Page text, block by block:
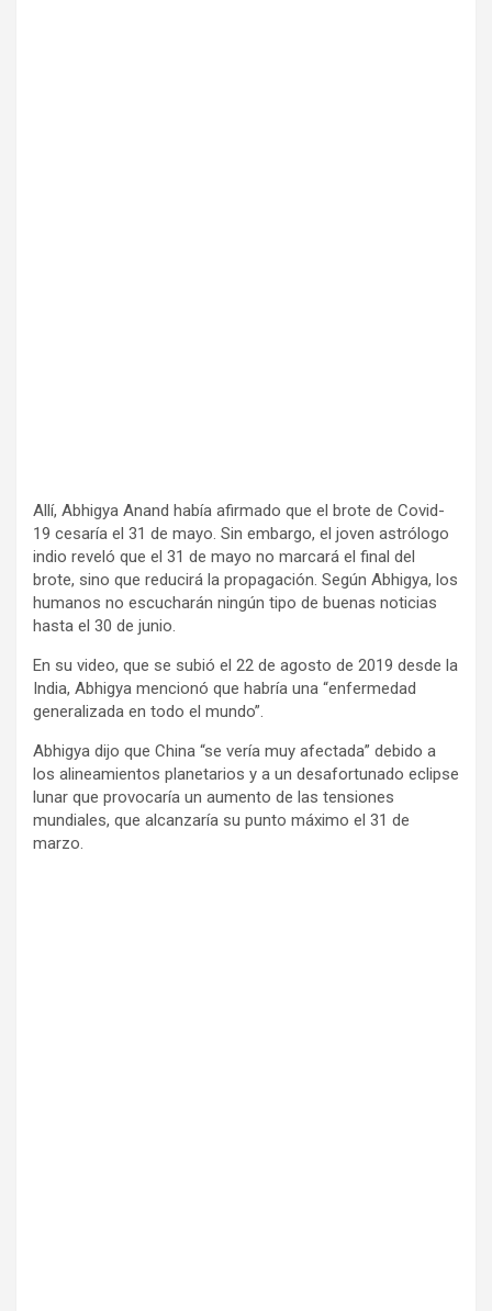
Allí, Abhigya Anand había afirmado que el brote de Covid-
19 cesaría el 31 de mayo. Sin embargo, el joven astrólogo
indio reveló que el 31 de mayo no marcará el final del
brote, sino que reducirá la propagación. Según Abhigya, los
humanos no escucharán ningún tipo de buenas noticias
hasta el 30 de junio.
En su video, que se subió el 22 de agosto de 2019 desde la
India, Abhigya mencionó que habría una “enfermedad
generalizada en todo el mundo”.
Abhigya dijo que China “se vería muy afectada” debido a
los alineamientos planetarios y a un desafortunado eclipse
lunar que provocaría un aumento de las tensiones
mundiales, que alcanzaría su punto máximo el 31 de
marzo.